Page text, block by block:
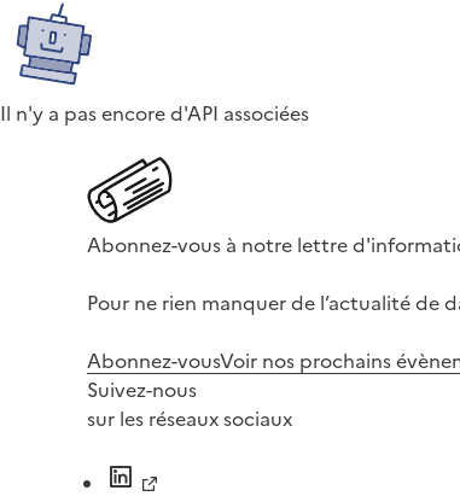
Il n'y a pas encore d'API associées
Abonnez-vous à notre lettre
Pour ne rien manquer de l’actualité de
Abonnez-vousVoir nos prochains
Suivez-nous
sur les réseaux sociaux